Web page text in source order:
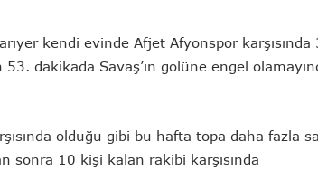
kendi evinde Afjet Afyonspor
dakikada Savaş’ın golüne engel
olduğu gibi bu hafta topa daha fazla
sonra 10 kişi kalan rakibi karşısında